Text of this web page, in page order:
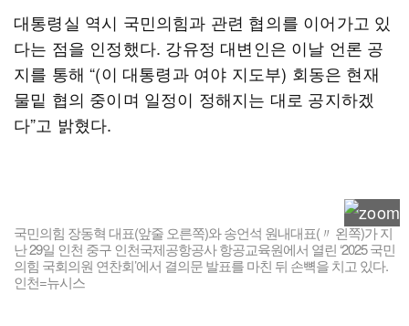
대통령실 역시 국민의힘과 관련 협의를 이어가고 있
다는 점을 인정했다. 강유정 대변인은 이날 언론 공
지를 통해 “(이 대통령과 여야 지도부) 회동은 현재
물밑 협의 중이며 일정이 정해지는 대로 공지하겠
다”고 밝혔다.
국민의힘 장동혁 대표(앞줄 오른쪽)와 송언석 원내대표(〃 왼쪽)가 지
난 29일 인천 중구 인천국제공항공사 항공교육원에서 열린 ‘2025 국민
의힘 국회의원 연찬회’에서 결의문 발표를 마친 뒤 손뼉을 치고 있다.
인천=뉴시스